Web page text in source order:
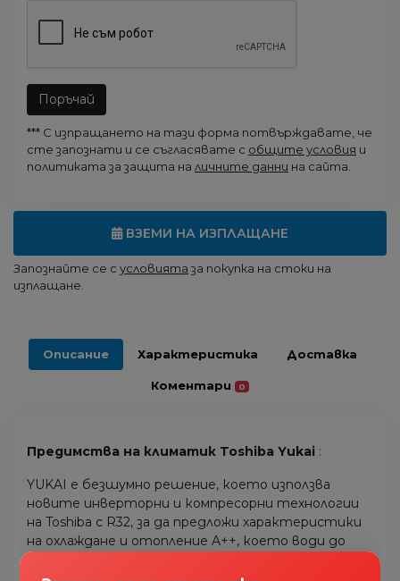
Поръчай
*** С изпращането на тази форма потвърждавате, че
сте запознати и се съгласявате с общите условия и
политиката за защита на личните данни на сайта.
ВЗЕМИ НА ИЗПЛАЩАНЕ
Запознайте се с условията за покупка на стоки на
изплащане.
Описание Характеристика Доставка
Коментари 0
Предимства на климатик Toshiba Yukai :
YUKAI е безшумно решение, което използва
новите инверторни и компресорни технологии
на Toshiba с R32, за да предложи характеристики
на охлаждане и отопление A++, което води до